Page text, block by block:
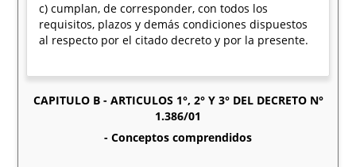
c) cumplan, de corresponder, con todos los
requisitos, plazos y demás condiciones dispuestos
al respecto por el citado decreto y por la presente.
CAPITULO B - ARTICULOS 1°, 2° Y 3° DEL DECRETO N°
1.386/01
- Conceptos comprendidos